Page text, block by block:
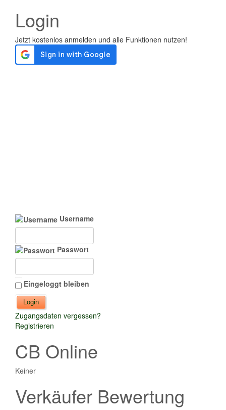
Login
Username
Passwort
Eingeloggt bleiben
Zugangsdaten vergessen?
Registrieren
CB Online
Keiner
Verkäufer Bewertung